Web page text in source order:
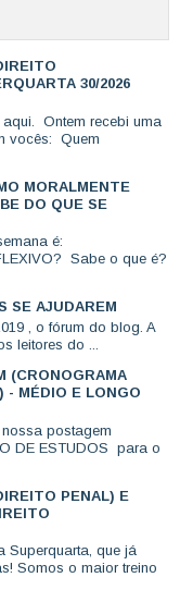
30/2026
Ontem recebi uma
vocês: Quem
MORALMENTE
DO QUE SE
é:
Sabe o que é?
SE AJUDAREM
, o fórum do blog. A
leitores do ...
(CRONOGRAMA
- MÉDIO E LONGO
postagem
DE ESTUDOS para o
PENAL) E
que já
Somos o maior treino